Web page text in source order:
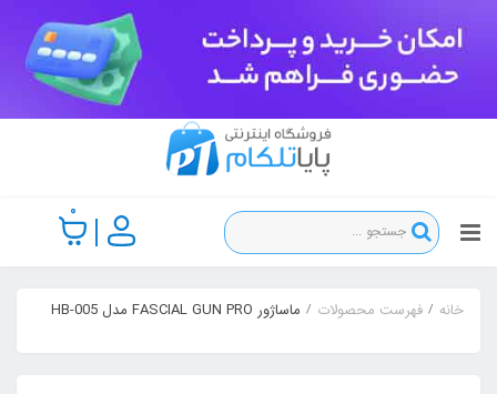
0
خانه فهرست محصولات ماساژور FASCIAL GUN PRO مدل HB-005